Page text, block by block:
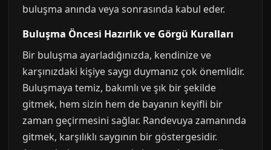
buluşma anında veya sonrasında kabul eder.
Buluşma Öncesi Hazırlık ve Görgü Kuralları
Bir buluşma ayarladığınızda, kendinize ve
karşınızdaki kişiye saygı duymanız çok önemlidir.
Buluşmaya temiz, bakımlı ve şık bir şekilde
gitmek, hem sizin hem de bayanın keyifli bir
zaman geçirmesini sağlar. Randevuya zamanında
gitmek, karşılıklı saygının bir göstergesidir.